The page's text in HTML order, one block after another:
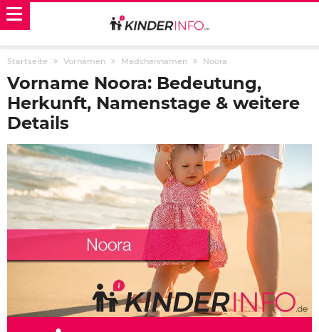
Startseite Vornamen Mädchennamen Noora
Vorname Noora: Bedeutung,
Herkunft, Namenstage & weitere
Details